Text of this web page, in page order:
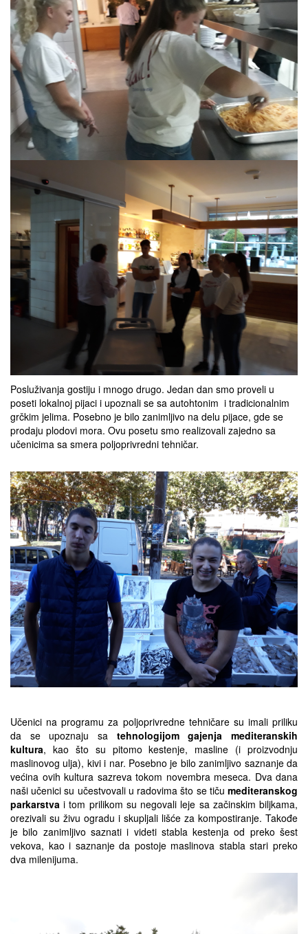
Posluživanja gostiju i mnogo drugo. Jedan dan smo proveli u
poseti lokalnoj pijaci i upoznali se sa autohtonim i tradicionalnim
grčkim jelima. Posebno je bilo zanimljivo na delu pijace, gde se
prodaju plodovi mora. Ovu posetu smo realizovali zajedno sa
učenicima sa smera poljoprivredni tehničar.
Učenici na programu za poljoprivredne tehničare su imali priliku
da se upoznaju sa tehnologijom gajenja mediteranskih
kultura, kao što su pitomo kestenje, masline (i proizvodnju
maslinovog ulja), kivi i nar. Posebno je bilo zanimljivo saznanje da
većina ovih kultura sazreva tokom novembra meseca. Dva dana
naši učenici su učestvovali u radovima što se tiču mediteranskog
parkarstvai tom prilikom su negovali leje sa začinskim biljkama,
orezivali su živu ogradu i skupljali lišće za kompostiranje. Takođe
je bilo zanimljivo saznati i videti stabla kestenja od preko šest
vekova, kao i saznanje da postoje maslinova stabla stari preko
dva milenijuma.